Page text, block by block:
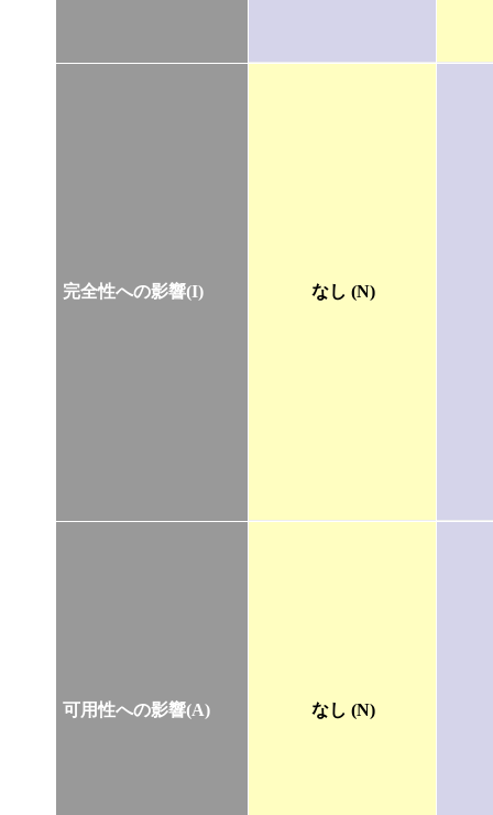
完全性への影響(I) なし (N)
可用性への影響(A) なし (N)